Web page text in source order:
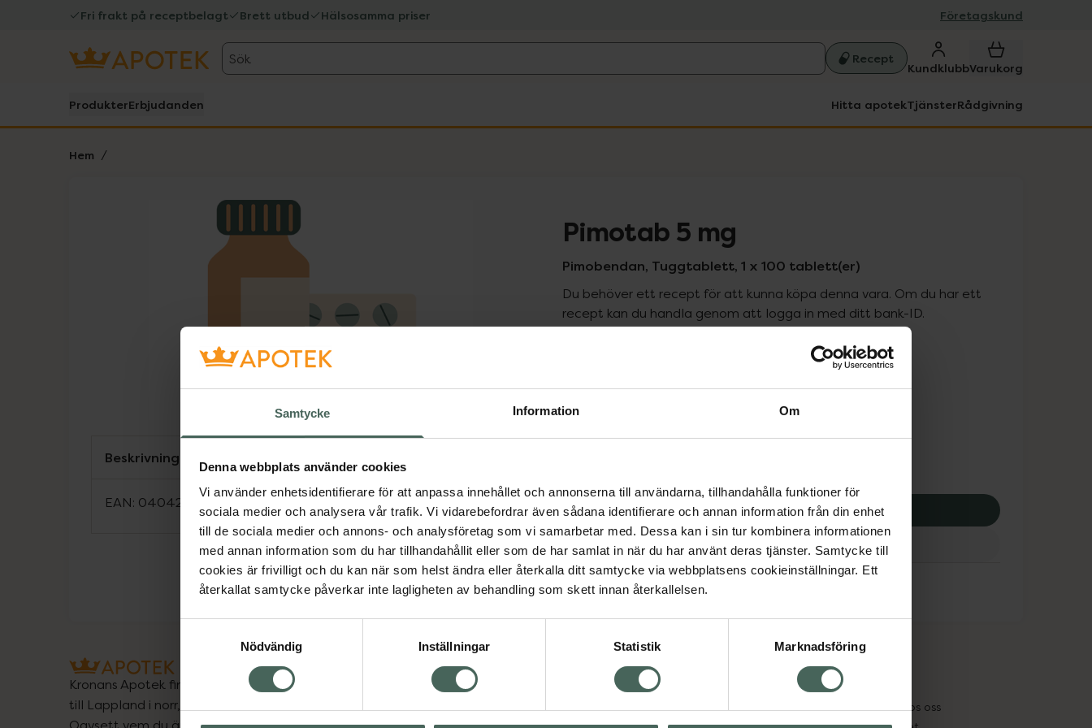
Samtycke Information Om
Denna webbplats använder cookies
Vi använder enhetsidentifierare för att anpassa innehållet och annonserna till användarna, tillhandahålla funktioner för
sociala medier och analysera vår trafik. Vi vidarebefordrar även sådana identifierare och annan information från din enhet
till de sociala medier och annons- och analysföretag som vi samarbetar med. Dessa kan i sin tur kombinera informationen
med annan information som du har tillhandahållit eller som de har samlat in när du har använt deras tjänster. Samtycke till
cookies är frivilligt och du kan när som helst ändra eller återkalla ditt samtycke via webbplatsens cookieinställningar. Ett
återkallat samtycke påverkar inte lagligheten av behandling som skett innan återkallelsen.
Nödvändig
Inställningar Statistik Marknadsföring
Fri frakt på receptbelagt Brett utbud Hälsosamma priser Företagskund
Sök Recept
KundklubbVarukorg
ProdukterErbjudanden Hitta apotekTjänsterRådgivning
Hem
Lista: . Innehåller 1 objekt. Pimotab 5 mg
Pimobendan, Tuggtablett, 1 x 100 tablett(er)
Du behöver ett recept för att kunna köpa denna vara. Om du har ett
recept kan du handla genom att logga in med ditt bank-ID.
Pris med recept
Högkostnadsskyddet gäller inte
521 kr
Köp via ditt recept
Aktuella erbjudanden
Beskrivning
EAN: 04042668305482
Kronans Apotek finns här för dig. Du hittar oss från Skåne i syd
till Lappland i norr, och online i mobilen och på datorn.
Oavsett vem du är så är det vårt uppdrag att hjälpa just dig
Om recept och läkemedel
Jobba hos oss